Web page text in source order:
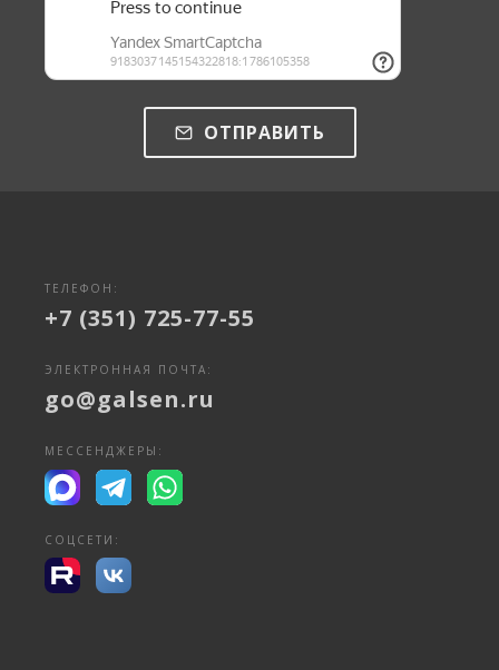
ОТПРАВИТЬ
ТЕЛЕФОН:
+7 (351) 725-77-55
ЭЛЕКТРОННАЯ ПОЧТА:
go@galsen.ru
МЕССЕНДЖЕРЫ:
СОЦСЕТИ: